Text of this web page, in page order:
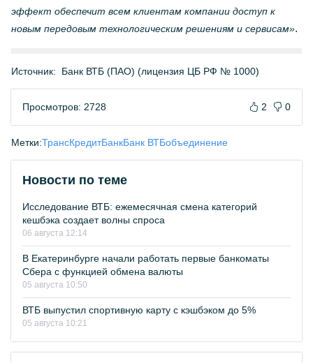
эффект обеспечит всем клиентам компании доступ к
новым передовым технологическим решениям и сервисам».
Источник: Банк ВТБ (ПАО) (лицензия ЦБ РФ № 1000)
Просмотров: 2728 2 0
Метки:ТрансКредитБанкБанк ВТБобъединение
Новости по теме
Исследование ВТБ: ежемесячная смена категорий
кешбэка создает волны спроса
06 августа 12:14
В Екатеринбурге начали работать первые банкоматы
Сбера с функцией обмена валюты
05 августа 10:50
ВТБ выпустил спортивную карту с кэшбэком до 5%
05 августа 10:21